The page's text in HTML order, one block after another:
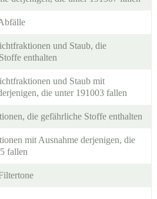
und Staub, die
enthalten
und Staub mit
die unter 191003 fallen
die gefährliche Stoffe enthalten
mit Ausnahme derjenigen, die
fallen